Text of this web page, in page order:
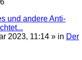
und andere Anti-
2023, 11:14 » in Der